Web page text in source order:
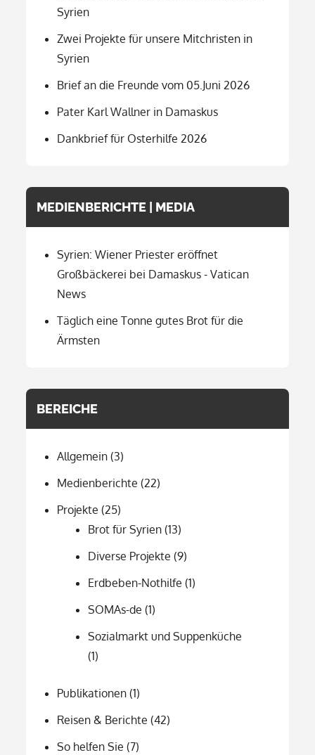
Syrien
Zwei Projekte für unsere Mitchristen in
Syrien
Brief an die Freunde vom 05.Juni 2026
Pater Karl Wallner in Damaskus
Dankbrief für Osterhilfe 2026
MEDIENBERICHTE | MEDIA
Syrien: Wiener Priester eröffnet
Großbäckerei bei Damaskus - Vatican
News
Täglich eine Tonne gutes Brot für die
Ärmsten
BEREICHE
Allgemein (3)
Medienberichte (22)
Projekte (25)
Brot für Syrien (13)
Diverse Projekte (9)
Erdbeben-Nothilfe (1)
SOMAs-de (1)
Sozialmarkt und Suppenküche
(1)
Publikationen (1)
Reisen & Berichte (42)
So helfen Sie (7)